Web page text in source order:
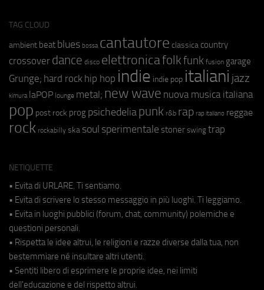
TAG CLOUD
ambient beat blues bossa cantautore classica country
crossover dance disco elettronicafolkfunk fusion garage
Grunge; hard rock hip hop indie indie pop italiani jazz
kimura laPOP lounge metal; new wave nuova musica italiana
pop post rock prog psichedeliapunk r&b rap rap italiano reggae
rock rockabilly ska soul sperimentale stoner swing trap
NETIQUETTE
• Evita di URLARE. Ti sentiamo.
• Evita di scrivere lo stesso messaggio in più luoghi. Ti leggiamo.
• Evita in luoghi pubblici (forum, chat, community) polemiche e
questioni personali.
• Rispetta le idee altrui, le religioni e razze diverse dalla tua, non
bestemmiare né insultare altri utenti.
• Sentiti libero di esprimere le proprie idee, nei limiti
dell'educazione e del rispetto altrui.